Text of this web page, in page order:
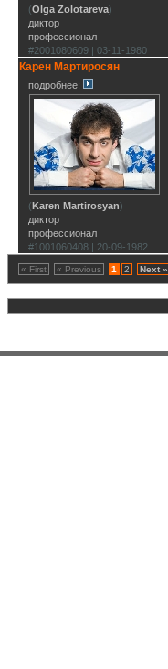
(Olga Zolotareva)
диктор
профессионал
#2001080609 | 03-11-1980
Карен Мартиросян
подробнее:
(Karen Martirosyan)
диктор
профессионал
#1001060408 | 20-09-1982
« First « Previous 1 2 Next »